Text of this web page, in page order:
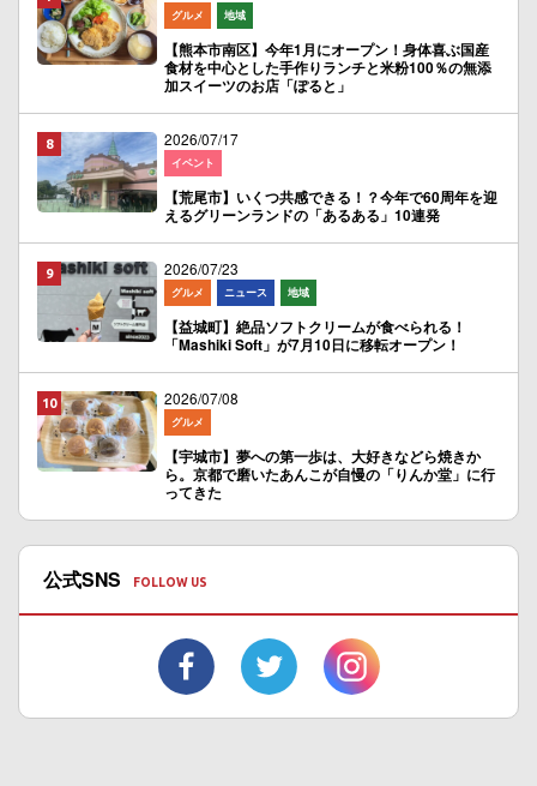
グルメ 地域
【熊本市南区】今年1月にオープン！身体喜ぶ国産
食材を中心とした手作りランチと米粉100％の無添
加スイーツのお店「ぽると」
2026/07/17
イベント
【荒尾市】いくつ共感できる！？今年で60周年を迎
えるグリーンランドの「あるある」10連発
2026/07/23
グルメ ニュース 地域
【益城町】絶品ソフトクリームが食べられる！
「Mashiki Soft」が7月10日に移転オープン！
2026/07/08
グルメ
【宇城市】夢への第一歩は、大好きなどら焼きか
ら。京都で磨いたあんこが自慢の「りんか堂」に行
ってきた
公式SNS